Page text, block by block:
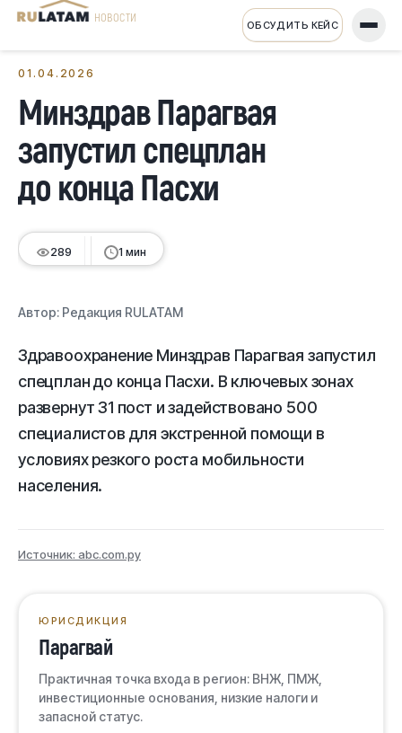
НОВОСТИ ОБСУДИТЬ КЕЙС
01.04.2026
Минздрав Парагвая
запустил спецплан
до конца Пасхи
289 1 мин
Автор: Редакция RULATAM
Здравоохранение Минздрав Парагвая запустил
спецплан до конца Пасхи. В ключевых зонах
развернут 31 пост и задействовано 500
специалистов для экстренной помощи в
условиях резкого роста мобильности
населения.
Источник: abc.com.py
ЮРИСДИКЦИЯ
Парагвай
Практичная точка входа в регион: ВНЖ, ПМЖ,
инвестиционные основания, низкие налоги и
запасной статус.